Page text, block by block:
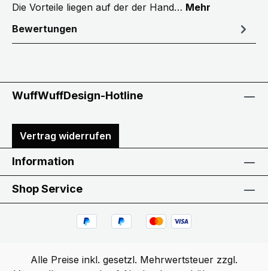
Die Vorteile liegen auf der der Hand… Mehr
Bewertungen
WuffWuffDesign-Hotline
Vertrag widerrufen
Information
Shop Service
Alle Preise inkl. gesetzl. Mehrwertsteuer zzgl.